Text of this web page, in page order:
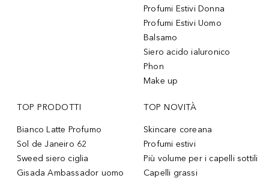
Profumi Estivi Donna
Profumi Estivi Uomo
Balsamo
Siero acido ialuronico
Phon
Make up
TOP PRODOTTI
Bianco Latte Profumo
Sol de Janeiro 62
Sweed siero ciglia
Gisada Ambassador uomo
TOP NOVITÀ
Skincare coreana
Profumi estivi
Più volume per i capelli sottili
Capelli grassi